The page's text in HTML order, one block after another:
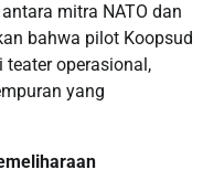
mitra NATO dan
bahwa pilot Koopsud
teater operasional,
yang